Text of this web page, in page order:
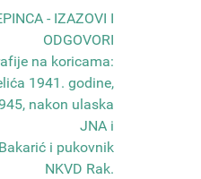
- IZAZOVI I
ODGOVORI
na koricama:
1941. godine,
nakon ulaska
JNA i
i pukovnik
NKVD Rak.